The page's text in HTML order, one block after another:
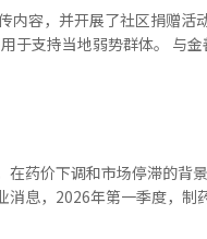
间，也是市民的空间，体现
制药的100年历史，并回顾
公司历年来所开展业务的空
督管理局（FDA）批准的
自1926年由尤
协会的数据，在国内上市公
容，并开展了社区捐赠活
于支持当地弱势群体。 与
义、历史以及研发现场，
后根据推荐朋友的实际支
尤一汉博士的独立精神和
我们希望向客户和社区表
现社会价值的多项活动。”※
药价下调和市场停滞的背
息，2026年第一季度，制
赖内需的企业则显示出增长